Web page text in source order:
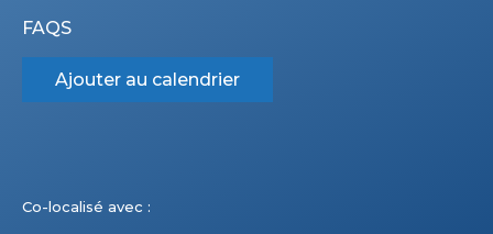
FAQS
Ajouter au calendrier
Co-localisé avec :